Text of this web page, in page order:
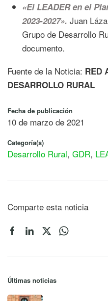
«El LEADER en el
2023-2027». Juan
Grupo de Desarrollo
documento.
Fuente de la Noticia: RED
DESARROLLO RURAL
Fecha de publicación
10 de marzo de 2021
Categoría(s)
Desarrollo Rural, GDR,
Comparte esta noticia
Últimas noticias